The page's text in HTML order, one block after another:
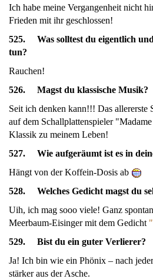
Ich habe meine Vergangenheit nicht
Frieden mit ihr geschlossen!
525. Was solltest du eigentlich
tun?
Rauchen!
526. Magst du klassische Musik?
Seit ich denken kann!!! Das allererste
auf dem Schallplattenspieler
Klassik zu meinem Leben!
527. Wie aufgeräumt ist es in
Hängt von der Koffein-Dosis ab
528. Welches Gedicht magst du
Uih, ich mag sooo viele! Ganz
Meerbaum-Eisinger mit dem Gedicht
529. Bist du ein guter Verlierer?
Ja! Ich bin wie ein Phönix – nach
stärker aus der Asche.